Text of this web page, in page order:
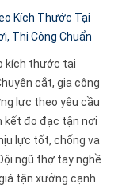
Kích Thước Tại
Thi Công Chuẩn
kích thước tại
cắt, gia công
lực theo yêu cầu
kết đo đạc tận nơi
lực tốt, chống va
ngũ thợ tay nghề
tận xưởng cạnh